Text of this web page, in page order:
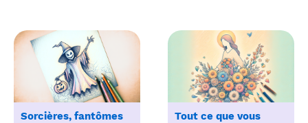
Sorcières, fantômes
Tout ce que vous